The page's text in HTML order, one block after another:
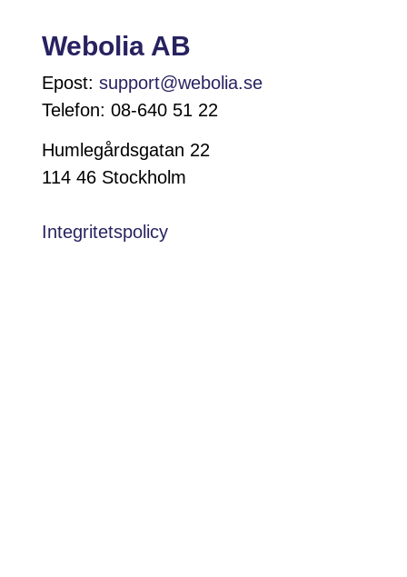
Webolia AB
Epost: support@webolia.se
Telefon: 08-640 51 22
Humlegårdsgatan 22
114 46 Stockholm
Integritetspolicy